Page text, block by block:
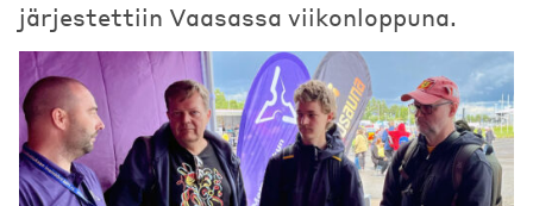
järjestettiin Vaasassa viikonloppuna.